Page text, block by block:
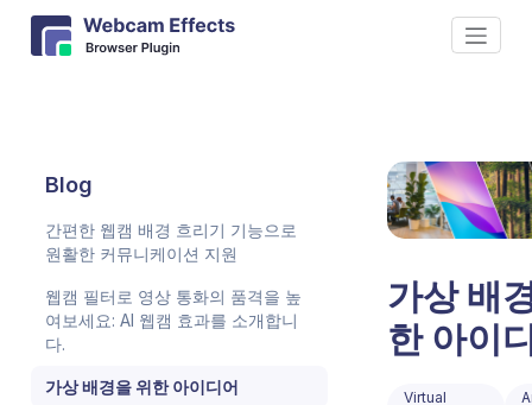
Blog
간편한 웹캠 배경 흐리기 기능으로
원활한 커뮤니케이션 지원
웹캠 필터로 영상 통화의 품격을 높
여보세요: AI 웹캠 효과를 소개합니
다.
가상 배경을 위한 아이디어
가상 배
한 아이
Virtual